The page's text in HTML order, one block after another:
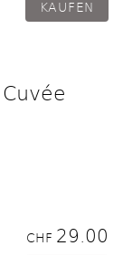
CHF 29.00